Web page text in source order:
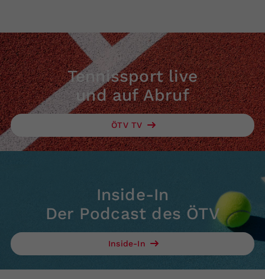
Tennissport live
und auf Abruf
ÖTV TV
Inside-In
Der Podcast des ÖTV
Inside-In